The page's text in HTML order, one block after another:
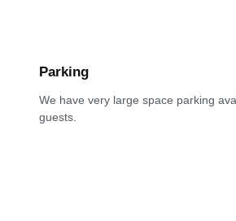
Parking
We have very large space parking
guests.